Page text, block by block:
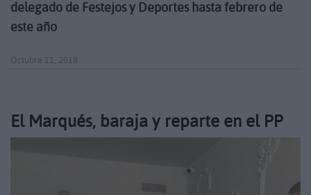
delegado de Festejos y Deportes hasta febrero de
este año
Octubre 11, 2018
El Marqués, baraja y reparte en el PP